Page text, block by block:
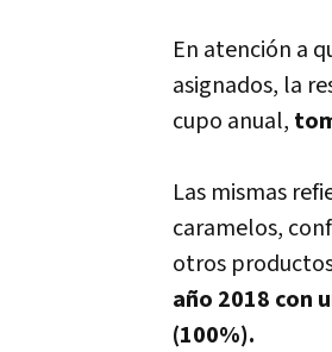
En atención a
asignados, la
cupo anual,
Las mismas
caramelos,
otros
año 2018 con
(100%).